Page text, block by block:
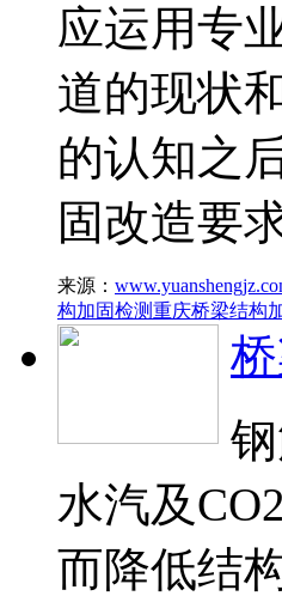
应运用专
道的现状
的认知之
固改造要
来源：
构加固检测重庆桥梁结构
水汽及
而降低结